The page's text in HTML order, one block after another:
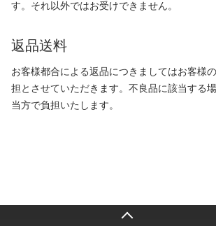
す。それ以外ではお受けできません。
返品送料
お客様都合による返品につきましてはお客様
担とさせていただきます。不良品に該当する
当方で負担いたします。